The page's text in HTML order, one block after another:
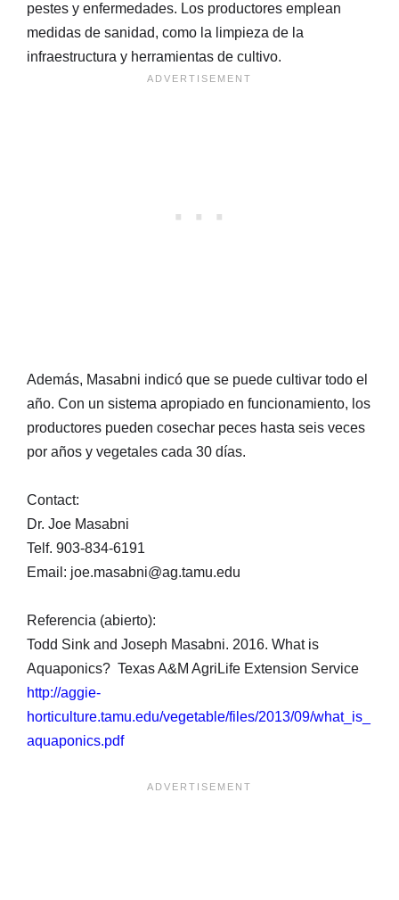
pestes y enfermedades. Los productores emplean
medidas de sanidad, como la limpieza de la
infraestructura y herramientas de cultivo.
Además, Masabni indicó que se puede cultivar todo el
año. Con un sistema apropiado en funcionamiento, los
productores pueden cosechar peces hasta seis veces
por años y vegetales cada 30 días.
Contact:
Dr. Joe Masabni
Telf. 903-834-6191
Email: joe.masabni@ag.tamu.edu
Referencia (abierto):
Todd Sink and Joseph Masabni. 2016. What is
Aquaponics? Texas A&M AgriLife Extension Service
http://aggie-
horticulture.tamu.edu/vegetable/files/2013/09/what_is_
aquaponics.pdf